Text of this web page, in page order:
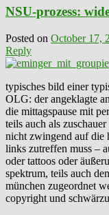
NSU-prozess:
Posted on October 17,
Reply
typisches bild einer
OLG: der angeklagte
die mittagspause mit
teils auch als
nicht zwingend auf die
links zutreffen muss –
oder tattoos oder
spektrum, teils auch
münchen zugeordnet
copyright und